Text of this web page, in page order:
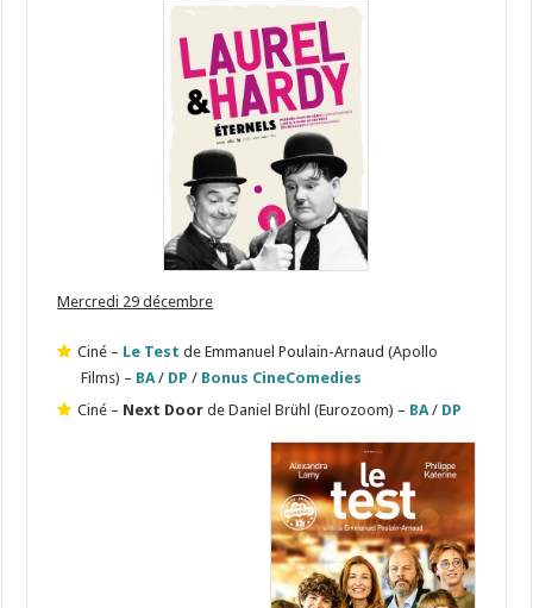
Mercredi 29 décembre
Ciné – Le Test de Emmanuel Poulain-Arnaud (Apollo
Films) – BA / DP / Bonus CineComedies
Ciné – Next Door de Daniel Brühl (Eurozoom) – BA / DP